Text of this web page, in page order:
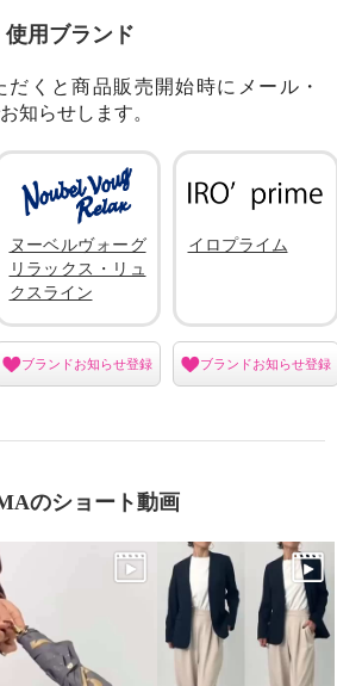
使用ブランド
だくと商品販売開始時にメール・
知らせします。
ヌーベルヴォーグ
リラックス・リュ
クスライン
ブランドお知らせ登録
イロプライム
ブランドお知らせ登録
のショート動画